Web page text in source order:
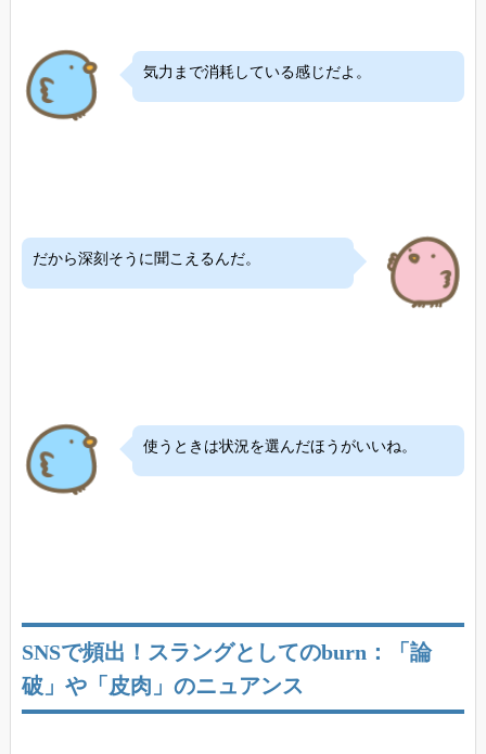
気力まで消耗している感じだよ。
だから深刻そうに聞こえるんだ。
使うときは状況を選んだほうがいいね。
SNSで頻出！スラングとしてのburn：「論
破」や「皮肉」のニュアンス